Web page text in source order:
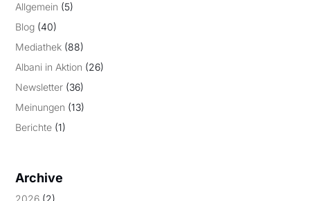
Allgemein (5)
Blog (40)
Mediathek (88)
Albani in Aktion (26)
Newsletter (36)
Meinungen (13)
Berichte (1)
Archive